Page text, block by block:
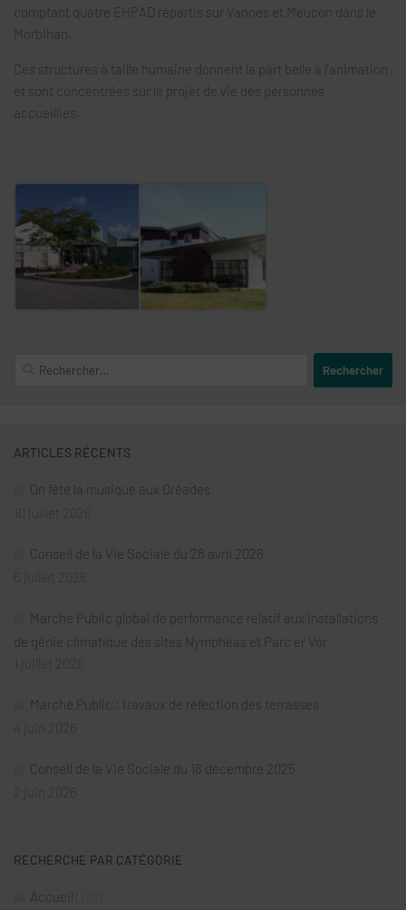
comptant quatre EHPAD répartis sur Vannes et Meucon dans le
Morbihan.
Ces structures à taille humaine donnent la part belle à l’animation
et sont concentrées sur le projet de vie des personnes
accueillies.
Rechercher :
ARTICLES RÉCENTS
On fête la musique aux Oréades
Conseil de la Vie Sociale du 28 avril 2026
Marché Public global de performance relatif aux installations
de génie climatique des sites Nymphéas et Parc er Vor
Marché Public : travaux de réfection des terrasses
Conseil de la Vie Sociale du 18 décembre 2025
RECHERCHE PAR CATÉGORIE
Accueil